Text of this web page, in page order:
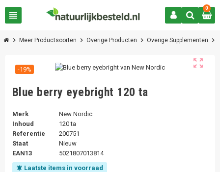
view_headline
0
chevron_right Meer Productsoorten chevron_right Overige Producten chevron_right Overige Supplementen chevron_right
zoom_out_map
-19%
Blue berry eyebright 120 ta
Merk
New Nordic
Inhoud
120 ta
Referentie
200751
Staat
Nieuw
EAN13
5021807013814
notifications_active Laatste items in voorraad